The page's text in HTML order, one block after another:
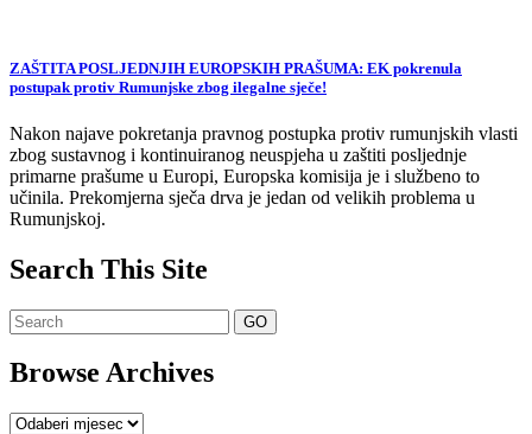
ZAŠTITA POSLJEDNJIH EUROPSKIH PRAŠUMA: EK pokrenula
postupak protiv Rumunjske zbog ilegalne sječe!
Nakon najave pokretanja pravnog postupka protiv rumunjskih vlasti
zbog sustavnog i kontinuiranog neuspjeha u zaštiti posljednje
primarne prašume u Europi, Europska komisija je i službeno to
učinila. Prekomjerna sječa drva je jedan od velikih problema u
Rumunjskoj.
Search This Site
Browse Archives
Browse